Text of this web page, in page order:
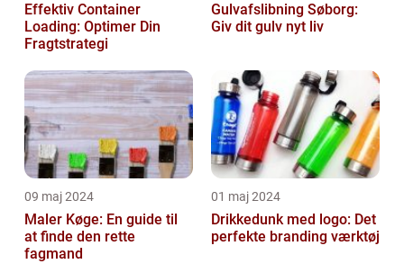
Effektiv Container
Loading: Optimer Din
Fragtstrategi
Gulvafslibning Søborg:
Giv dit gulv nyt liv
09 maj 2024
Maler Køge: En guide til
at finde den rette
fagmand
01 maj 2024
Drikkedunk med logo: Det
perfekte branding værktøj